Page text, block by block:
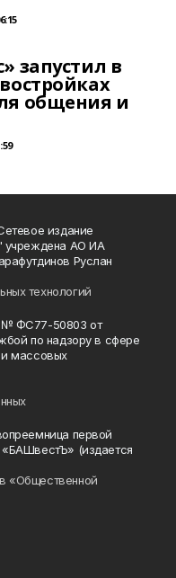
запустил в
общения и
издание
учреждена АО ИА
Руслан
технологий
№ ФС77-50803 от
по надзору в сфере
и массовых
первой
«БАШвестЪ» (издается
«Общественной